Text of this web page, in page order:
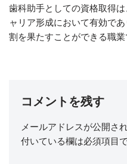
歯科助手としての資格取得
ャリア形成において有効で
割を果たすことができる職業
コメントを残す
メールアドレスが公開さ
付いている欄は必須項目